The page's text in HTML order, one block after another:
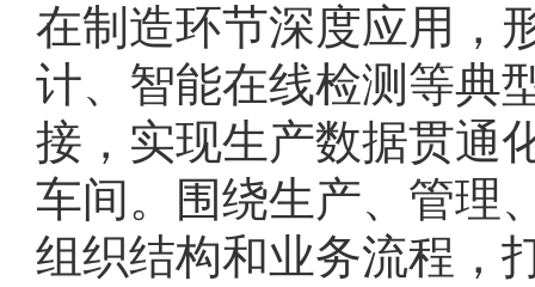
在制造环节深度应用，
计、智能在线检测等典
接，实现生产数据贯通
车间。围绕生产、管理
组织结构和业务流程，